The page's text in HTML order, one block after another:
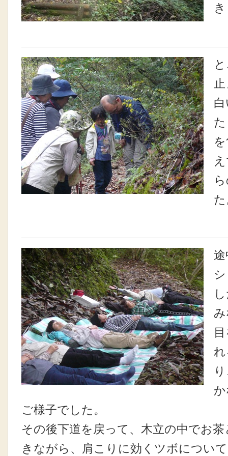
ご様子でした。
その後下道を戻って、木立の中でお
きながら、肩こりに効くツボについ